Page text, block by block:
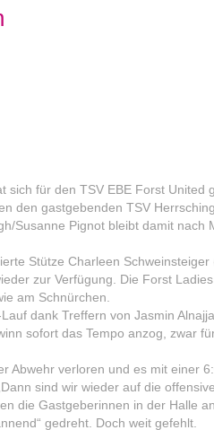
für den TSV EBE Forst United
den gastgebenden TSV
Susanne Pignot bleibt damit nach
Stütze Charleen
zur Verfügung. Die Forst
am Schnürchen.
dank Treffern von Jasmin
sofort das Tempo anzog, zwar
Abwehr verloren und es mit einer
sind wir wieder auf die
die Gastgeberinnen in der Halle
gedreht. Doch weit gefehlt.